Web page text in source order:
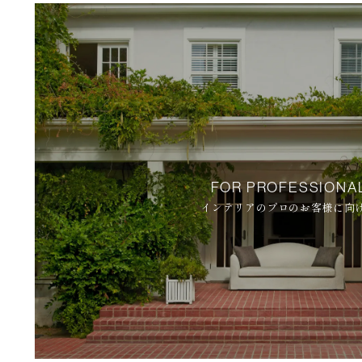
FOR
インテリアのプロのお客様に向